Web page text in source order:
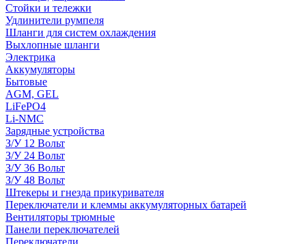
Стойки и тележки
Удлинители румпеля
Шланги для систем охлаждения
Выхлопные шланги
Электрика
Аккумуляторы
Бытовые
AGM, GEL
LiFePO4
Li-NMC
Зарядные устройства
З/У 12 Вольт
З/У 24 Вольт
З/У 36 Вольт
З/У 48 Вольт
Штекеры и гнезда прикуривателя
Переключатели и клеммы аккумуляторных батарей
Вентиляторы трюмные
Панели переключателей
Переключатели